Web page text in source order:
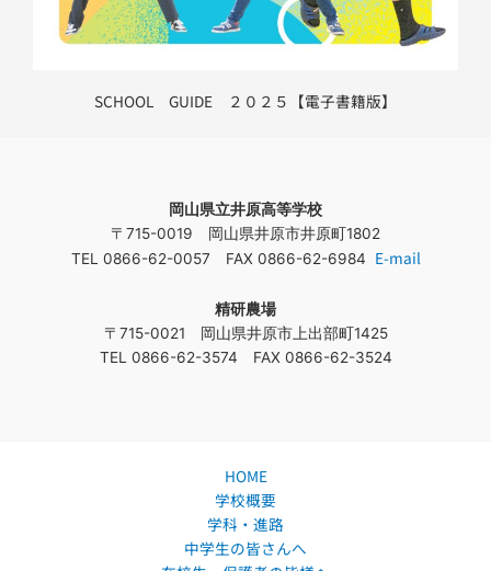
SCHOOL GUIDE ２０２５【電子書籍版】
岡山県立井原高等学校
〒715-0019 岡山県井原市井原町1802
TEL 0866-62-0057 FAX 0866-62-6984 E-mail
精研農場
〒715-0021 岡山県井原市上出部町1425
TEL 0866-62-3574 FAX 0866-62-3524
HOME
学校概要
学科・進路
中学生の皆さんへ